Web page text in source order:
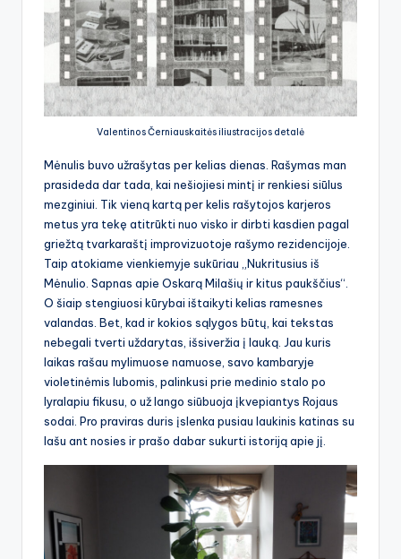
Valentinos Černiauskaitės iliustracijos detalė
Mėnulis buvo užrašytas per kelias dienas. Rašymas man
prasideda dar tada, kai nešiojiesi mintį ir renkiesi siūlus
mezginiui. Tik vieną kartą per kelis rašytojos karjeros
metus yra tekę atitrūkti nuo visko ir dirbti kasdien pagal
griežtą tvarkaraštį improvizuotoje rašymo rezidencijoje.
Taip atokiame vienkiemyje sukūriau „Nukritusius iš
Mėnulio. Sapnas apie Oskarą Milašių ir kitus paukščius“.
O šiaip stengiuosi kūrybai ištaikyti kelias ramesnes
valandas. Bet, kad ir kokios sąlygos būtų, kai tekstas
nebegali tverti uždarytas, išsiveržia į lauką. Jau kuris
laikas rašau mylimuose namuose, savo kambaryje
violetinėmis lubomis, palinkusi prie medinio stalo po
lyralapiu fikusu, o už lango siūbuoja įkvepiantys Rojaus
sodai. Pro praviras duris įslenka pusiau laukinis katinas su
lašu ant nosies ir prašo dabar sukurti istoriją apie jį.